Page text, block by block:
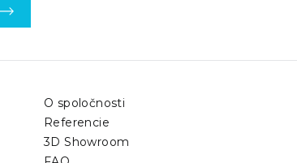
O spoločnosti
Referencie
3D Showroom